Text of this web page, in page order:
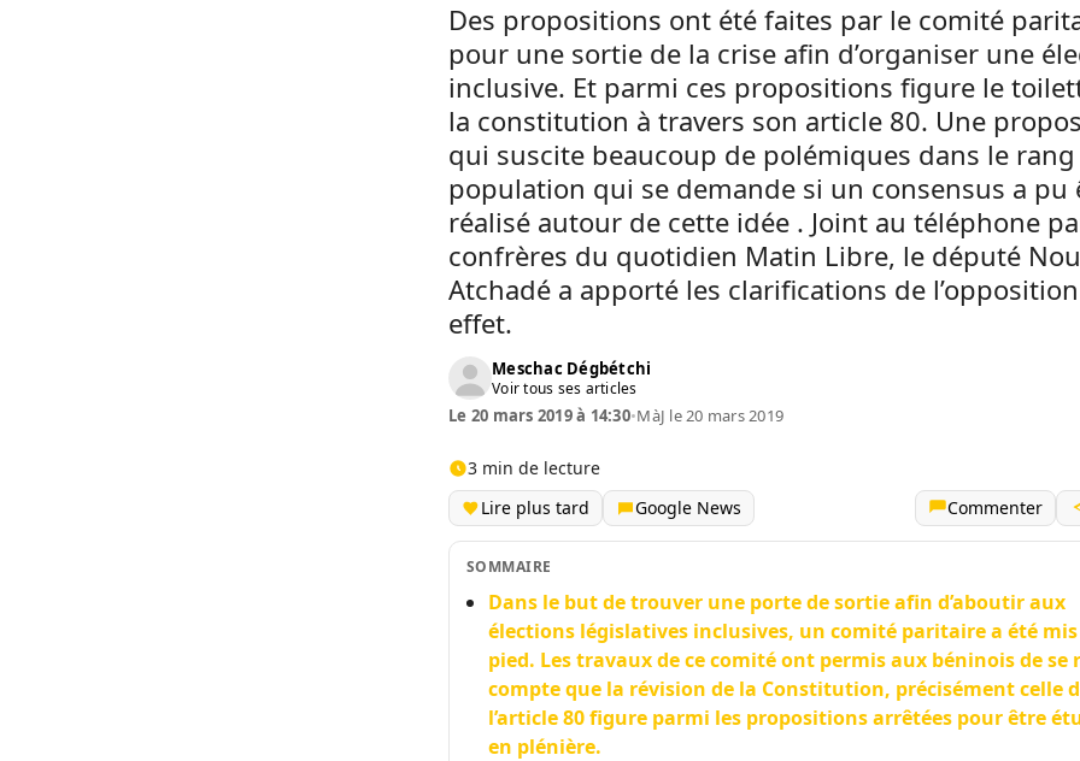
Des propositions ont été faites par le comité
pour une sortie de la crise afin d’organiser une
inclusive. Et parmi ces propositions figure le
la constitution à travers son article 80. Une
qui suscite beaucoup de polémiques dans le rang
population qui se demande si un consensus a pu
réalisé autour de cette idée . Joint au téléphone
confrères du quotidien Matin Libre, le député
Atchadé a apporté les clarifications de
effet.
Meschac Dégbétchi
Voir tous ses articles
Le 20 mars 2019 à 14:30•MàJ le 20 mars 2019
3 min de lecture
Lire plus tard
Google News Commenter
SOMMAIRE
Dans le but de trouver une porte de sortie afin d’aboutir aux
élections législatives inclusives, un comité paritaire a été
pied. Les travaux de ce comité ont permis aux béninois de se
compte que la révision de la Constitution, précisément celle
l’article 80 figure parmi les propositions arrêtées pour être
en plénière.